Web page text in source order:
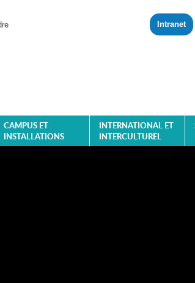
Intranet
CAMPUS ET
INSTALLATIONS
INTERNATIONAL ET
INTERCULTUREL